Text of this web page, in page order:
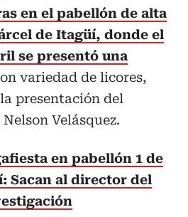
en el pabellón de alta
de Itagüí, donde el
se presentó una
variedad de licores,
presentación del
Velásquez.
en pabellón 1 de
Sacan al director del